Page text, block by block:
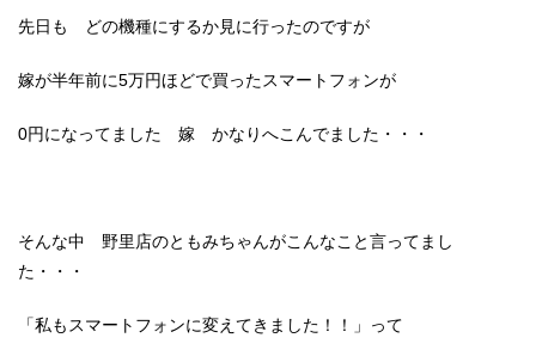
先日も どの機種にするか見に行ったのですが
嫁が半年前に5万円ほどで買ったスマートフォンが
0円になってました 嫁 かなりへこんでました・・・
そんな中 野里店のともみちゃんがこんなこと言ってまし
た・・・
「私もスマートフォンに変えてきました！！」って